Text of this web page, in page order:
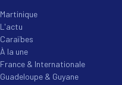
Martinique
L'actu
Caraïbes
À la une
France & Internationale
Guadeloupe & Guyane